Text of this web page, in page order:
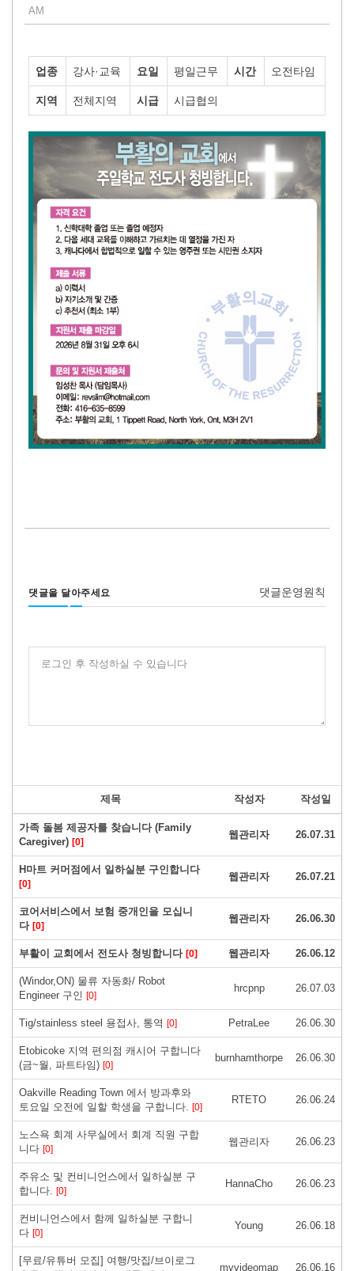
AM
업종 강사·교육 요일 평일근무 시간 오전타임
지역 전체지역 시급 시급협의
댓글을 달아주세요 댓글운영원칙
로그인 후 작성하실 수 있습니다
제목 작성자 작성일
가족 돌봄 제공자를 찾습니다 (Family
Caregiver) [0]
웹관리자 26.07.31
H마트 커머점에서 일하실분 구인합니다
[0]
웹관리자 26.07.21
코어서비스에서 보험 중개인을 모십니
다 [0]
웹관리자 26.06.30
부활이 교회에서 전도사 청빙합니다 [0] 웹관리자 26.06.12
(Windor,ON) 물류 자동화/ Robot
Engineer 구인 [0]
hrcpnp 26.07.03
Tig/stainless steel 용접사, 통역 [0] PetraLee 26.06.30
Etobicoke 지역 편의점 캐시어 구합니다
(금~월, 파트타임) [0]
burnhamthorpe 26.06.30
Oakville Reading Town 에서 방과후와
토요일 오전에 일할 학생을 구합니다. [0]
RTETO 26.06.24
노스욕 회계 사무실에서 회계 직원 구합
니다 [0]
웹관리자 26.06.23
주유소 및 컨비니언스에서 일하실분 구
합니다. [0]
HannaCho 26.06.23
컨비니언스에서 함께 일하실분 구합니
다 [0]
Young 26.06.18
[무료/유튜버 모집] 여행/맛집/브이로그
myvideomap 26.06.16